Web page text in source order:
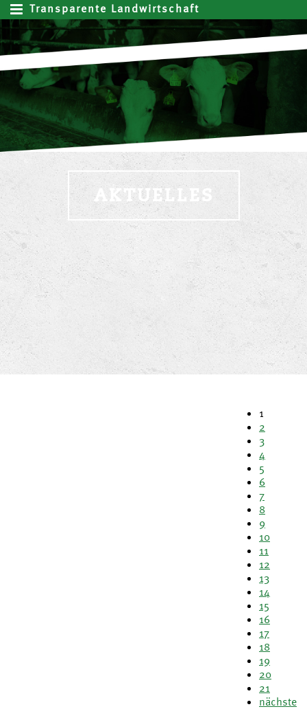
Transparente Landwirtschaft
AKTUELLES
1
2
3
4
5
6
7
8
9
10
11
12
13
14
15
16
17
18
19
20
21
nächste